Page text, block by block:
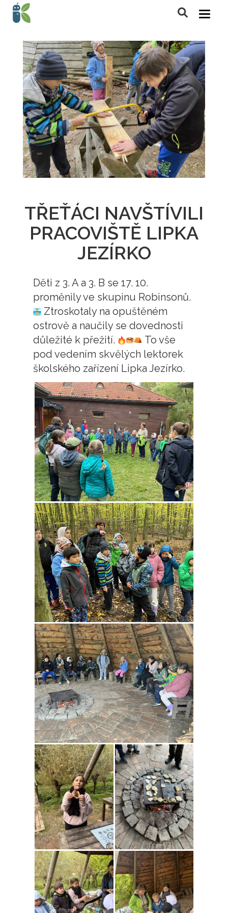
TŘEŤÁCI NAVŠTÍVILI
PRACOVIŠTĚ LIPKA
JEZÍRKO
Děti z 3. A a 3. B se 17. 10.
proměnily ve skupinu Robinsonů.
Ztroskotaly na opuštěném
ostrově a naučily se dovednosti
důležité k přežití.
To vše
pod vedením skvělých lektorek
školského zařízení Lipka Jezírko.